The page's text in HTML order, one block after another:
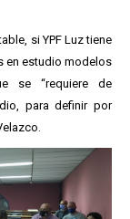
si YPF Luz tiene
en estudio modelos
se “requiere de
para definir por